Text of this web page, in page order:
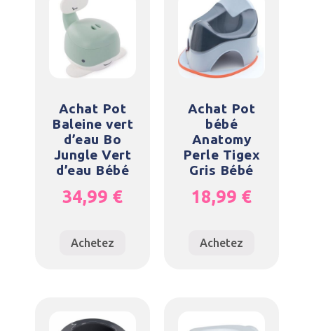
Achat Pot
Baleine vert
d’eau Bo
Jungle Vert
d’eau Bébé
34,99 €
Achetez
Achat Pot
bébé
Anatomy
Perle Tigex
Gris Bébé
18,99 €
Achetez